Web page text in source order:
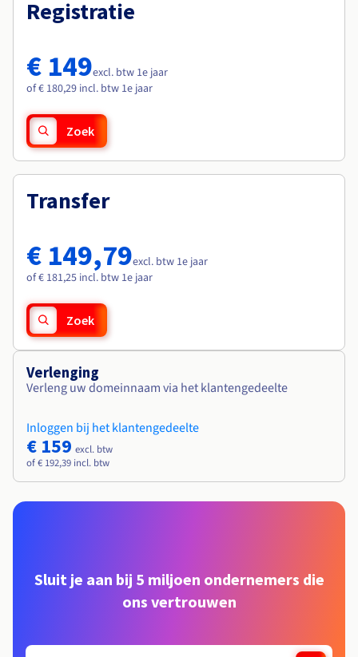
Tarieven
Roadmap & Changelog
Monitoring
Roadmap & Changelog
Roadmap & Changelog
Roadmap & Changelog
Roadmap & Changelog
Registratie
€ 149excl. btw 1e jaar
of € 180,29 incl. btw 1e jaar
Zoek
Transfer
€ 149,79excl. btw 1e jaar
of € 181,25 incl. btw 1e jaar
Zoek
Verlenging
Verleng uw domeinnaam via het klantengedeelte
Inloggen bij het klantengedeelte
€ 159 excl. btw
of € 192,39 incl. btw
Sluit je aan bij 5 miljoen ondernemers die
ons vertrouwen